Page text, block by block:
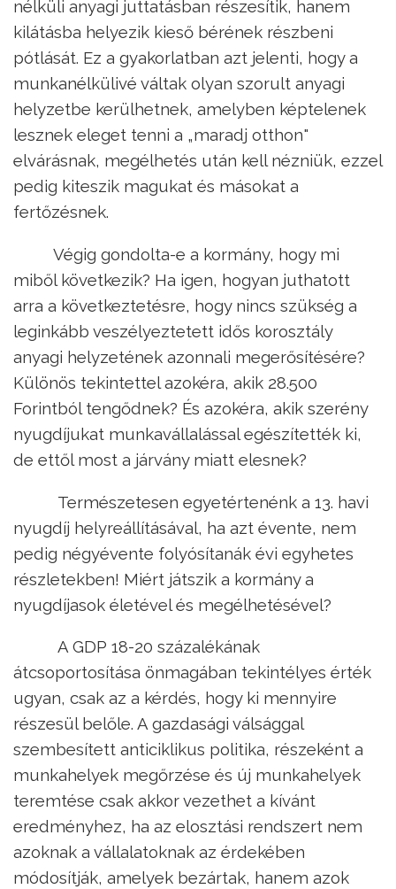
nélküli anyagi juttatásban részesítik, hanem
kilátásba helyezik kieső bérének részbeni
pótlását. Ez a gyakorlatban azt jelenti, hogy a
munkanélkülivé váltak olyan szorult anyagi
helyzetbe kerülhetnek, amelyben képtelenek
lesznek eleget tenni a „maradj otthon"
elvárásnak, megélhetés után kell nézniük, ezzel
pedig kiteszik magukat és másokat a
fertőzésnek.
Végig gondolta-e a kormány, hogy mi
miből következik? Ha igen, hogyan juthatott
arra a következtetésre, hogy nincs szükség a
leginkább veszélyeztetett idős korosztály
anyagi helyzetének azonnali megerősítésére?
Különös tekintettel azokéra, akik 28.500
Forintból tengődnek? És azokéra, akik szerény
nyugdíjukat munkavállalással egészítették ki,
de ettől most a járvány miatt elesnek?
Természetesen egyetértenénk a 13. havi
nyugdíj helyreállításával, ha azt évente, nem
pedig négyévente folyósítanák évi egyhetes
részletekben! Miért játszik a kormány a
nyugdíjasok életével és megélhetésével?
A GDP 18-20 százalékának
átcsoportosítása önmagában tekintélyes érték
ugyan, csak az a kérdés, hogy ki mennyire
részesül belőle. A gazdasági válsággal
szembesített anticiklikus politika, részeként a
munkahelyek megőrzése és új munkahelyek
teremtése csak akkor vezethet a kívánt
eredményhez, ha az elosztási rendszert nem
azoknak a vállalatoknak az érdekében
módosítják, amelyek bezártak, hanem azok